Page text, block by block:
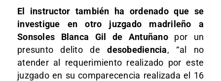
El instructor también ha ordenado que se
investigue en otro juzgado madrileño a
Sonsoles Blanca Gil de Antuñanopor un
presunto delito dedesobediencia, “al no
atender al requerimiento realizado por este
juzgado en su comparecencia realizada el 16